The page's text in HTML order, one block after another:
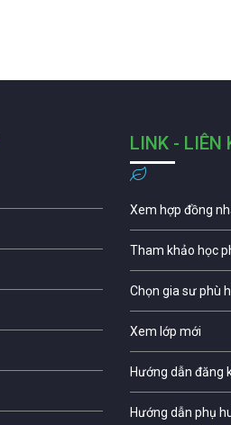
LINK - LIÊN
Xem hợp đồng
Tham khảo học
Chọn gia sư phù
Xem lớp mới
Hướng dẫn đăng
Hướng dẫn phụ